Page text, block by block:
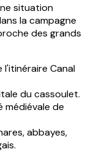
situation
la campagne
des grands
l'itinéraire Canal
du cassoulet.
médiévale de
abbayes,